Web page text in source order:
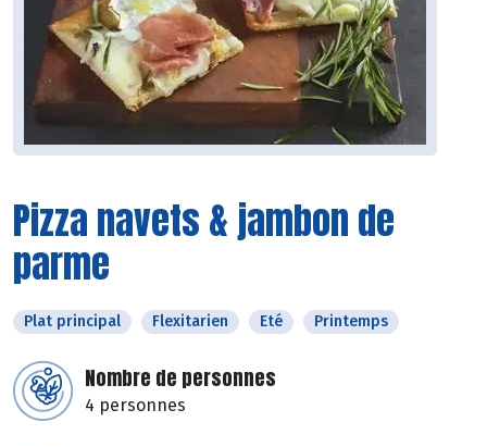
Pizza navets & jambon de
parme
Plat principal Flexitarien Eté Printemps
Nombre de personnes
4 personnes